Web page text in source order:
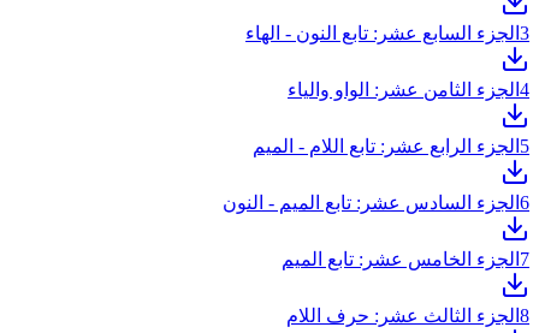
3 الجزء السابع عشر: تابع النون - الهاء
4 الجزء الثامن عشر: الواو والياء
5 الجزء الرابع عشر: تابع اللام - الميم
6 الجزء السادس عشر: تابع الميم - النون
7 الجزء الخامس عشر: تابع الميم
8 الجزء الثالث عشر: حرف اللام